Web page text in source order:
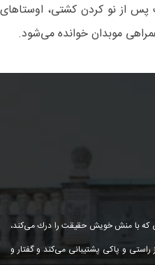
از نو کردن کشتی، اوستاهای
موبدان خوانده می‌شود.
كه با منش خویش حقیقت را درك می‌كند،
راستی و پاكی پشتیبانی می‌كند و گفتار و